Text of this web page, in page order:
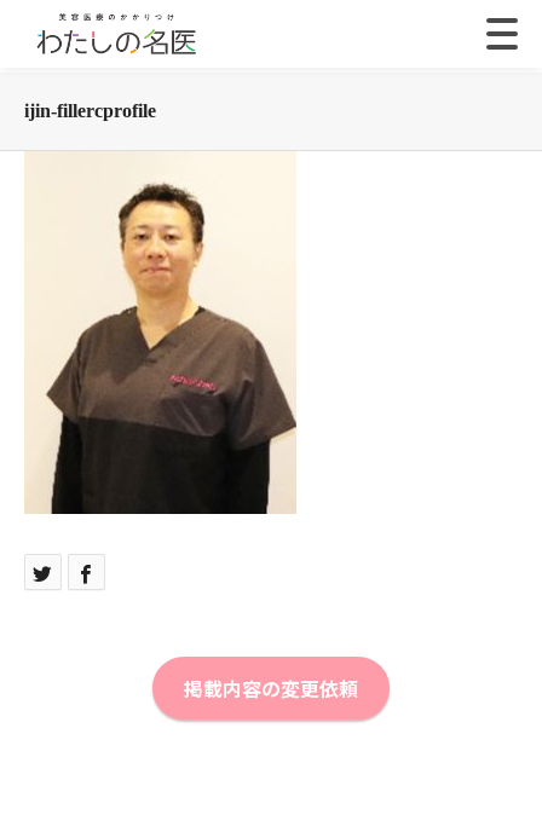
ijin-fillercprofile
掲載内容の変更依頼